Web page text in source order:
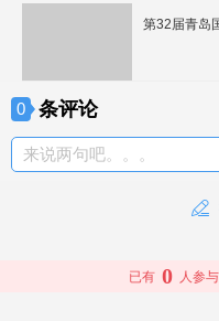
第32届青岛
0 条评论
来说两句吧。。。
已有 0 人参